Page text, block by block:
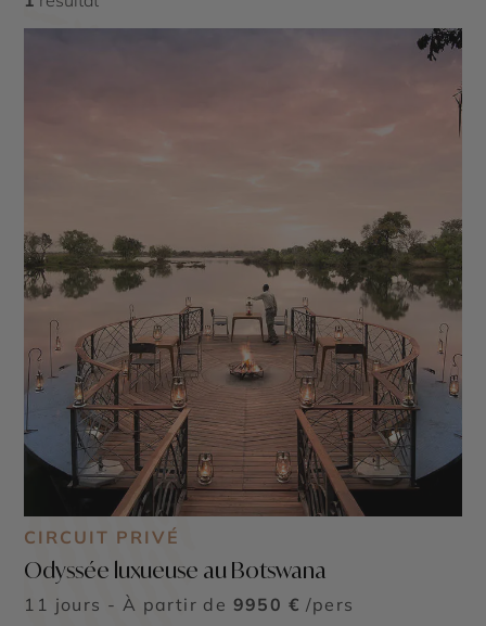
CIRCUIT PRIVÉ
Odyssée luxueuse au Botswana
11 jours - À partir de 9950 € /pers